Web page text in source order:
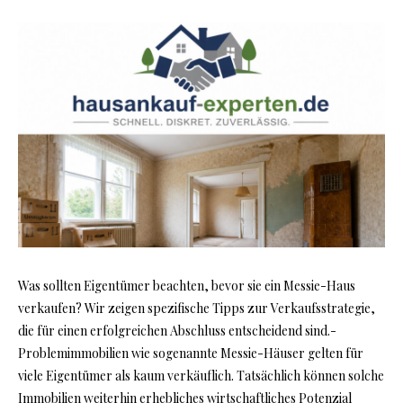
Was sollten Eigentümer beachten, bevor sie ein Messie-Haus
verkaufen? Wir zeigen spezifische Tipps zur Verkaufsstrategie,
die für einen erfolgreichen Abschluss entscheidend sind.-
Problemimmobilien wie sogenannte Messie-Häuser gelten für
viele Eigentümer als kaum verkäuflich. Tatsächlich können solche
Immobilien weiterhin erhebliches wirtschaftliches Potenzial